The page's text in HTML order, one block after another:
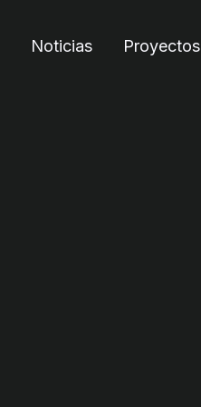
Noticias Proyectos